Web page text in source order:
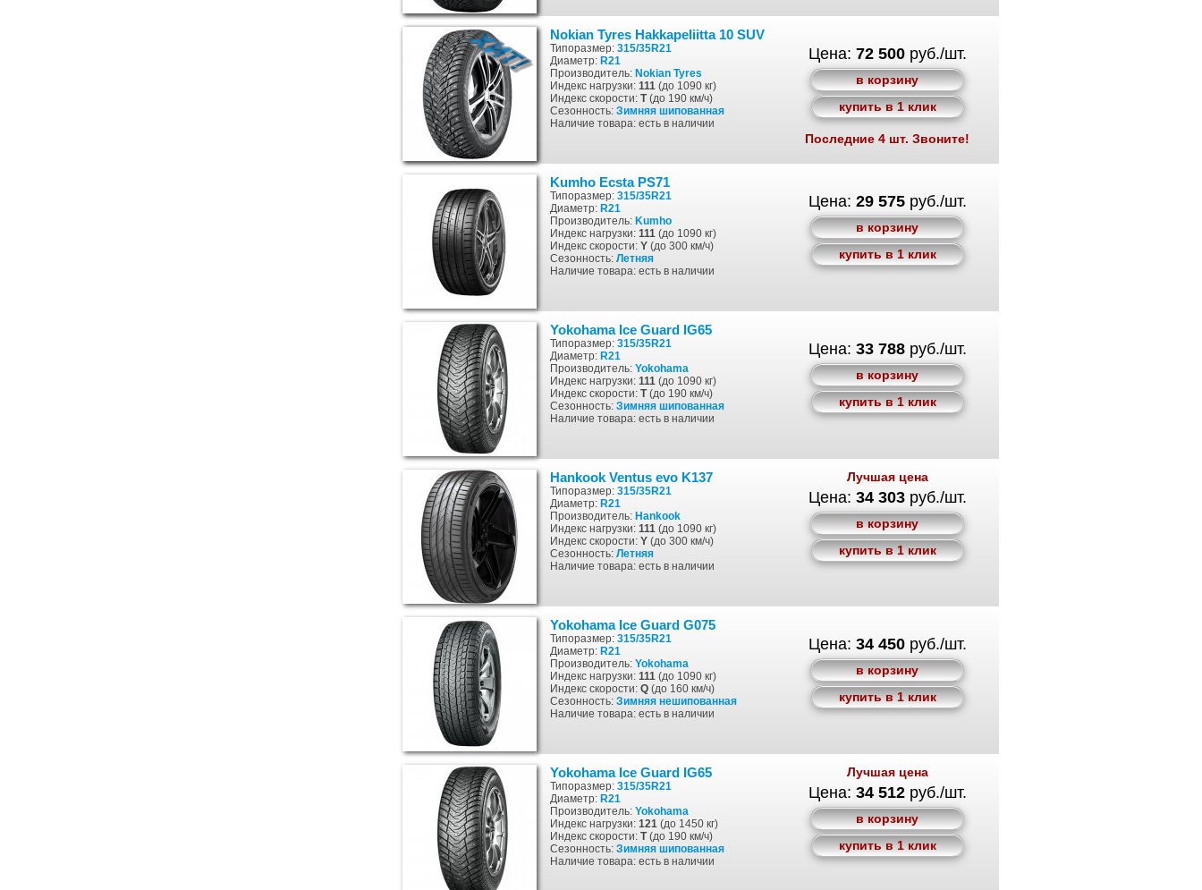
Nokian Tyres Hakkapeliitta 10 SUV
Типоразмер: 315/35R21
Диаметр: R21
Производитель: Nokian Tyres
Индекс нагрузки: 111 (до 1090 кг)
Индекс скорости: T(до 190 км/ч)
Сезонность: Зимняя шипованная
Наличие товара: есть в наличии
Цена: 72 500руб./шт.
в корзину
купить в 1 клик
Последние 4 шт. Звоните!
Kumho Ecsta PS71
Типоразмер: 315/35R21
Диаметр: R21
Производитель: Kumho
Индекс нагрузки: 111 (до 1090 кг)
Индекс скорости: Y (до 300 км/ч)
Сезонность: Летняя
Наличие товара: есть в наличии
Цена: 29 575руб./шт.
в корзину
купить в 1 клик
Yokohama Ice Guard IG65
Типоразмер: 315/35R21
Диаметр: R21
Производитель: Yokohama
Индекс нагрузки: 111 (до 1090 кг)
Индекс скорости: T(до 190 км/ч)
Сезонность: Зимняя шипованная
Наличие товара: есть в наличии
Цена: 33 788руб./шт.
в корзину
купить в 1 клик
Hankook Ventus evo K137
Типоразмер: 315/35R21
Диаметр: R21
Производитель: Hankook
Индекс нагрузки: 111 (до 1090 кг)
Индекс скорости: Y (до 300 км/ч)
Сезонность: Летняя
Наличие товара: есть в наличии
Лучшая цена
Цена: 34 303руб./шт.
в корзину
купить в 1 клик
Yokohama Ice Guard G075
Типоразмер: 315/35R21
Диаметр: R21
Производитель: Yokohama
Индекс нагрузки: 111 (до 1090 кг)
Индекс скорости: Q (до 160 км/ч)
Сезонность: Зимняя нешипованная
Наличие товара: есть в наличии
Цена: 34 450руб./шт.
в корзину
купить в 1 клик
Yokohama Ice Guard IG65
Типоразмер: 315/35R21
Диаметр: R21
Производитель: Yokohama
Индекс нагрузки: 121 (до 1450 кг)
Индекс скорости: T(до 190 км/ч)
Сезонность: Зимняя шипованная
Наличие товара: есть в наличии
Лучшая цена
Цена: 34 512руб./шт.
в корзину
купить в 1 клик